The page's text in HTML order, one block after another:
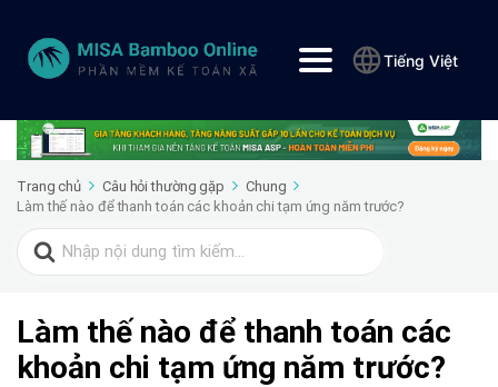
Tiếng Việt
Trang chủ Câu hỏi thường gặp
Chung
Làm thế nào để thanh toán các khoản chi tạm ứng năm trước?
Search
for:
Làm thế nào để thanh toán các
khoản chi tạm ứng năm trước?